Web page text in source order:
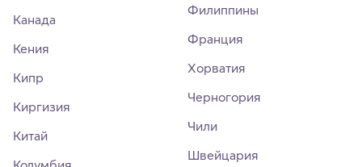
Канада
Кения
Кипр
Киргизия
Китай
Филиппины
Франция
Хорватия
Черногория
Чили
Швейцария